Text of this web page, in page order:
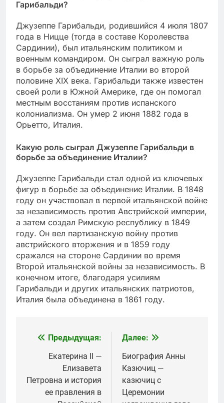
Гарибальди?
Джузеппе Гарибальди, родившийся 4 июля 1807
года в Ницце (тогда в составе Королевства
Сардинии), был итальянским политиком и
военным командиром. Он сыграл важную роль
в борьбе за объединение Италии во второй
половине XIX века. Гарибальди также известен
своей роли в Южной Америке, где он помогал
местным восстаниям против испанского
колониализма. Он умер 2 июня 1882 года в
Орьетто, Италия.
Какую роль сыграл Джузеппе Гарибальди в
борьбе за объединение Италии?
Джузеппе Гарибальди стал одной из ключевых
фигур в борьбе за объединение Италии. В 1848
году он участвовал в первой итальянской войне
за независимость против Австрийской империи,
а затем создал Римскую республику в 1849
году. Он вел партизанскую войну против
австрийского вторжения и в 1859 году
сражался на стороне Сардинии во время
Второй итальянской войны за независимость. В
конечном итоге, благодаря усилиям
Гарибальди и других итальянских патриотов,
Италия была объединена в 1861 году.
Навигация
записям
Предыдущая:
Екатерина II —
Елизавета
Петровна и история
ее правления в
Далее:
Биография Анны
Казючиц —
казючиц с
Церемонии